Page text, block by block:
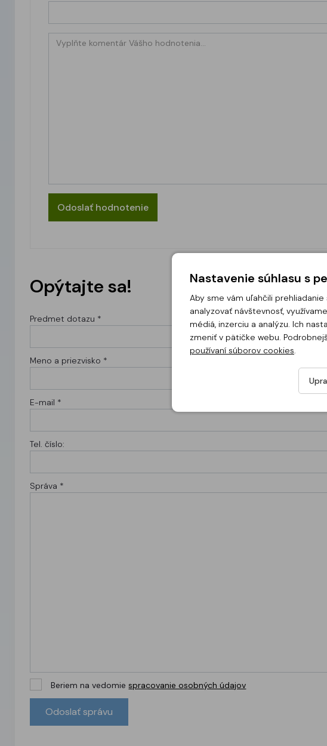
Opýtajte sa!
Predmet dotazu *
Meno a priezvisko *
E-mail *
Tel. číslo:
Správa *
Beriem na vedomiespracovanie osobných údajov
Nastavenie súhlasu s
Aby sme vám uľahčili
analyzovať návštevnosť,
médiá, inzerciu a analýzu. Ich
zmeniť v pätičke webu.
používaní súborov cookies.